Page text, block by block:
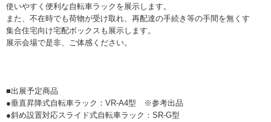
使いやすく便利な自転車ラックを展示します。
また、不在時でも荷物が受け取れ、再配達の手続き等の手間を無くす
集合住宅向け宅配ボックスも展示します。
展示会場で是非、ご体感ください。
■出展予定商品
●垂直昇降式自転車ラック：VR-A4型 ※参考出品
●斜め設置対応スライド式自転車ラック：SR-G型